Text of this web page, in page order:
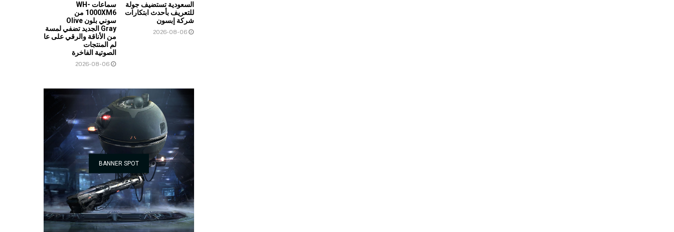
السعودية تستضيف جولة
للتعريف بأحدث ابتكارات
شركة إبسون
2026-08-06
سماعات WH-
1000XM6 من
سوني بلون Olive
Gray الجديد تضفي لمسة
من الأناقة والرقي على عا
لم المنتجات
الصوتية الفاخرة
2026-08-06
BANNER SPOT